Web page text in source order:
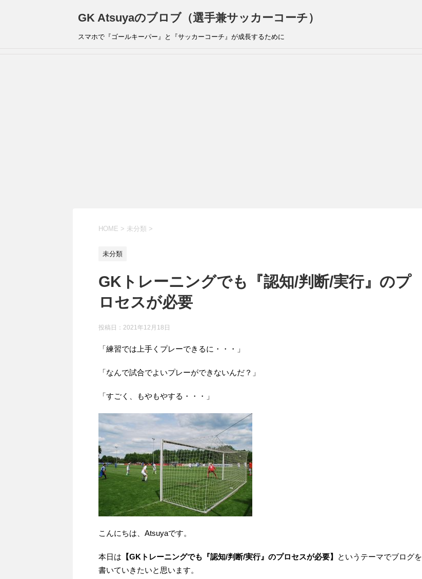
GK Atsuyaのブロブ（選手兼サッカーコーチ）
スマホで『ゴールキーパー』と『サッカーコーチ』が成長するために
HOME > 未分類 >
未分類
GKトレーニングでも『認知/判断/実行』のプ
ロセスが必要
投稿日： 2021年12月18日
「練習では上手くプレーできるに・・・」
「なんで試合でよいプレーができないんだ？」
「すごく、もやもやする・・・」
こんにちは、Atsuyaです。
本日は 【GKトレーニングでも『認知/判断/実行』のプロセスが必要】
というテーマでブログを
書いていきたいと思います。